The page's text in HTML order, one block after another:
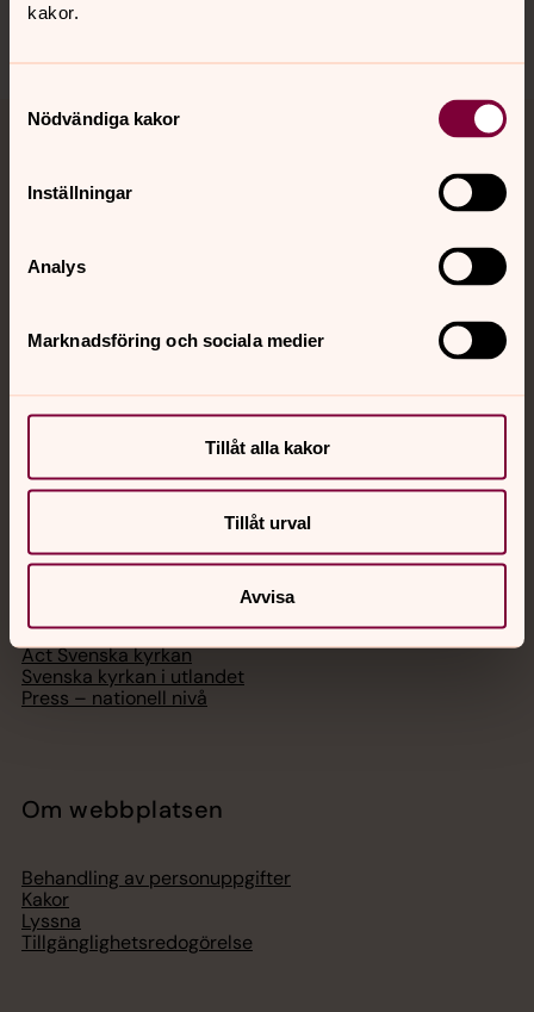
kakor.
Nödvändiga kakor
Inställningar
Analys
Marknadsföring och sociala medier
Tillåt alla kakor
Tillåt urval
Avvisa
Akut samtals- och krisstöd. Prata eller chatta anonymt
Digitalt brev
Svenska kyrkan
Hitta församling
Bli medlem
Organisation
Act Svenska kyrkan
Svenska kyrkan i utlandet
Press – nationell nivå
Om webbplatsen
Behandling av personuppgifter
Kakor
Lyssna
Tillgänglighetsredogörelse